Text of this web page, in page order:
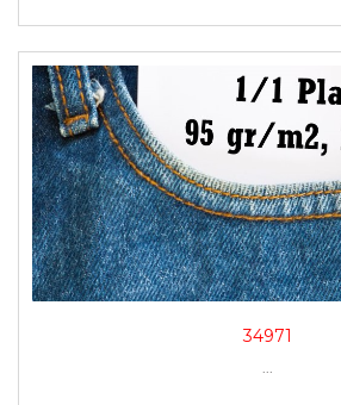
34971
...